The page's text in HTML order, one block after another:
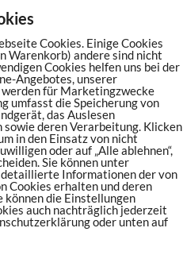
antreten und
der Deutschen
ihr
dich live von
Möglichkeiten gibt
Cookies. Einige Cookies
Warenkorb) andere sind nicht
Cookies helfen uns bei der
Angebotes, unserer
für Marketingzwecke
umfasst die Speicherung von
das Auslesen
sowie deren Verarbeitung. Klicken
in den Einsatz von nicht
oder auf „Alle ablehnen“,
Sie können unter
detaillierte Informationen der von
Cookies erhalten und deren
können die Einstellungen
auch nachträglich jederzeit
oder unten auf